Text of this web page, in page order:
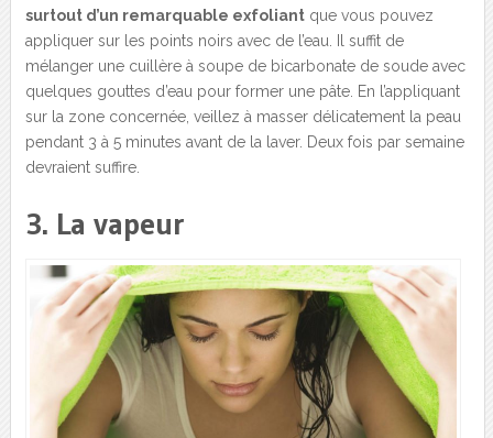
surtout d’un remarquable exfoliantque vous pouvez
appliquer sur les points noirs avec de l’eau. Il suffit de
mélanger une cuillère à soupe de bicarbonate de soude avec
quelques gouttes d’eau pour former une pâte. En l’appliquant
sur la zone concernée, veillez à masser délicatement la peau
pendant 3 à 5 minutes avant de la laver. Deux fois par semaine
devraient suffire.
3. La vapeur